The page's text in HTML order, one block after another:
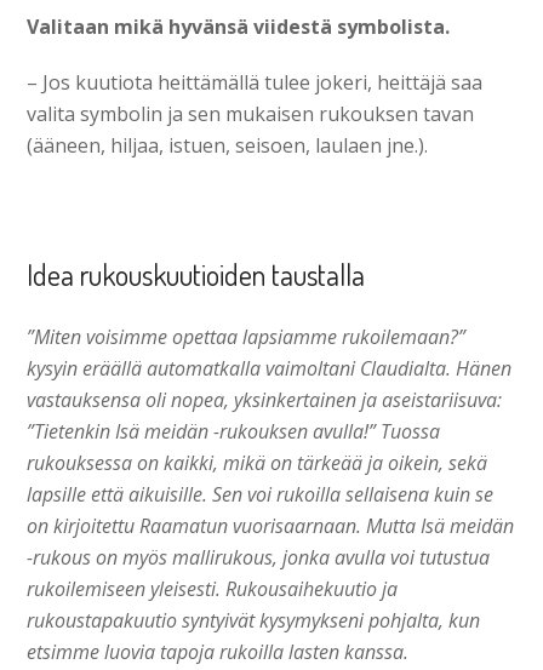
Valitaan mikä hyvänsä viidestä symbolista.
– Jos kuutiota heittämällä tulee jokeri, heittäjä saa
valita symbolin ja sen mukaisen rukouksen tavan
(ääneen, hiljaa, istuen, seisoen, laulaen jne.).
Idea rukouskuutioiden taustalla
”Miten voisimme opettaa lapsiamme rukoilemaan?”
kysyin eräällä automatkalla vaimoltani Claudialta. Hänen
vastauksensa oli nopea, yksinkertainen ja aseistariisuva:
”Tietenkin Isä meidän -rukouksen avulla!” Tuossa
rukouksessa on kaikki, mikä on tärkeää ja oikein, sekä
lapsille että aikuisille. Sen voi rukoilla sellaisena kuin se
on kirjoitettu Raamatun vuorisaarnaan. Mutta Isä meidän
-rukous on myös malliru­kous, jonka avulla voi tutustua
rukoilemiseen yleisesti. Rukousaihekuu­tio ja
rukoustapakuutio syntyivät kysymykseni pohjalta, kun
etsimme luovia tapoja rukoilla lasten kanssa.